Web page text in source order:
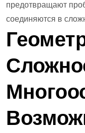
предотвращают
соединяются в